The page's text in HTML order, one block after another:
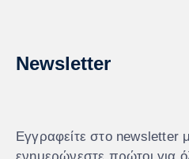
Newsletter
Εγγραφείτε στο newsletter
ενημερώνεστε πρώτοι για